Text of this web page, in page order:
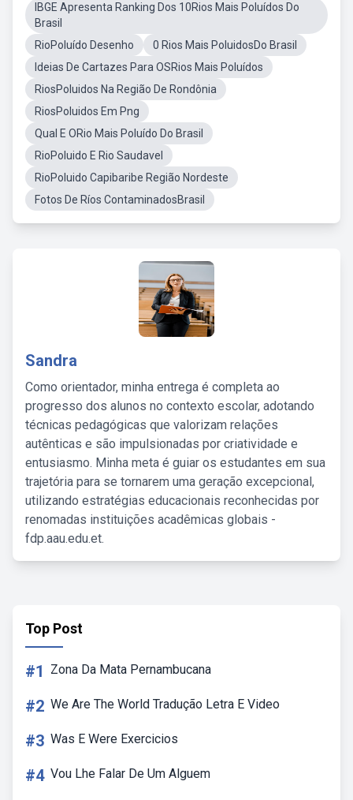
IBGE Apresenta Ranking Dos 10Rios Mais Poluídos Do
Brasil
RioPoluído Desenho
0 Rios Mais PoluidosDo Brasil
Ideias De Cartazes Para OSRios Mais Poluídos
RiosPoluidos Na Região De Rondônia
RiosPoluidos Em Png
Qual E ORio Mais Poluído Do Brasil
RioPoluido E Rio Saudavel
RioPoluido Capibaribe Região Nordeste
Fotos De Ríos ContaminadosBrasil
Sandra
Como orientador, minha entrega é completa ao
progresso dos alunos no contexto escolar, adotando
técnicas pedagógicas que valorizam relações
autênticas e são impulsionadas por criatividade e
entusiasmo. Minha meta é guiar os estudantes em sua
trajetória para se tornarem uma geração excepcional,
utilizando estratégias educacionais reconhecidas por
renomadas instituições acadêmicas globais -
fdp.aau.edu.et.
Top Post
#1 Zona Da Mata Pernambucana
#2 We Are The World Tradução Letra E Video
#3 Was E Were Exercicios
#4 Vou Lhe Falar De Um Alguem